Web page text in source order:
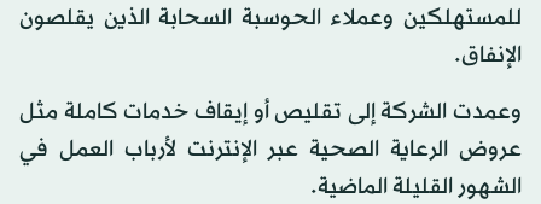
للمستهلكين وعملاء الحوسبة السحابة الذين يقلصون
الإنفاق.
وعمدت الشركة إلى تقليص أو إيقاف خدمات كاملة مثل
عروض الرعاية الصحية عبر الإنترنت لأرباب العمل في
الشهور القليلة الماضية.